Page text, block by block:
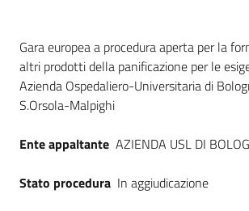
telematiche
English
Dati del bando
Gara europea a procedura aperta per la
altri prodotti della panificazione per le
Azienda Ospedaliero-Universitaria di
S.Orsola-Malpighi
Ente appaltante AZIENDA USL DI
Stato procedura In aggiudicazione